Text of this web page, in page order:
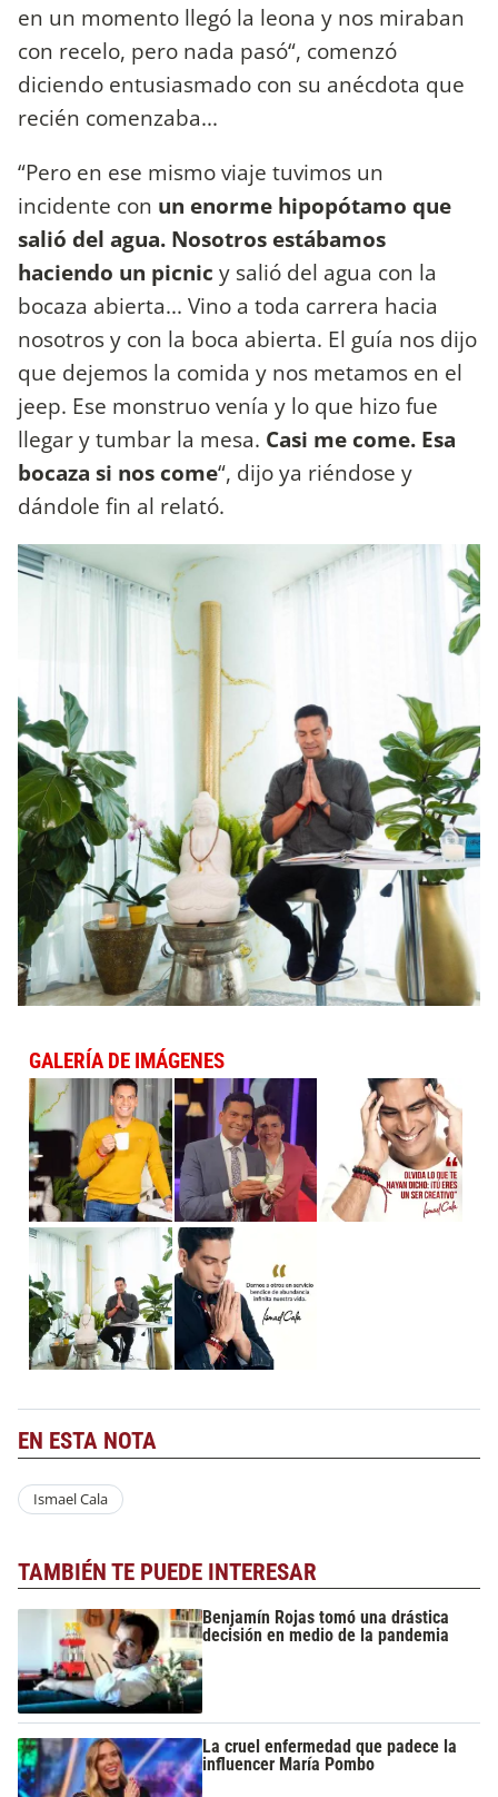
en un momento llegó la leona y nos miraban
con recelo, pero nada pasó“, comenzó
diciendo entusiasmado con su anécdota que
recién comenzaba...
“Pero en ese mismo viaje tuvimos un
incidente con un enorme hipopótamo que
salió del agua. Nosotros estábamos
haciendo un picnic y salió del agua con la
bocaza abierta... Vino a toda carrera hacia
nosotros y con la boca abierta. El guía nos dijo
que dejemos la comida y nos metamos en el
jeep. Ese monstruo venía y lo que hizo fue
llegar y tumbar la mesa. Casi me come. Esa
bocaza si nos come“, dijo ya riéndose y
dándole fin al relató.
GALERÍA DE IMÁGENES
EN ESTA NOTA
Ismael Cala
TAMBIÉN TE PUEDE INTERESAR
Benjamín Rojas tomó una drástica
decisión en medio de la pandemia
La cruel enfermedad que padece la
influencer María Pombo